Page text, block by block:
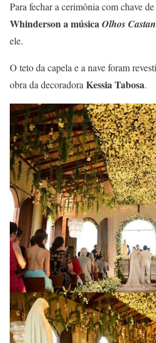
Para fechar a cerimônia com chave
Whinderson a músicaOlhos
ele.
O teto da capela e a nave foram
obra da decoradoraKessia Tabosa.